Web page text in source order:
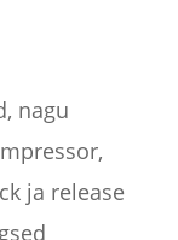
nagu
ja release